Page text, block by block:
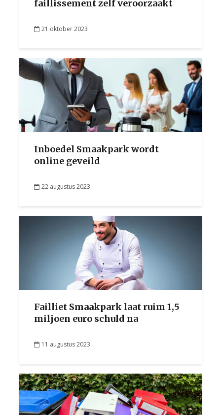
faillissement zelf veroorzaakt
21 oktober 2023
Inboedel Smaakpark wordt
online geveild
22 augustus 2023
Failliet Smaakpark laat ruim 1,5
miljoen euro schuld na
11 augustus 2023